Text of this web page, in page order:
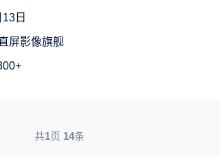
日
屏影像旗舰
共1页 14条